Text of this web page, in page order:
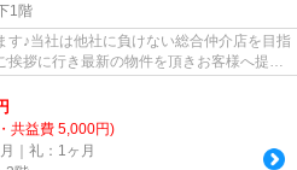
1階
す♪当社は他社に負けない総合仲介店を目指
挨拶に行き最新の物件を頂きお客様へ提供
共益費 5,000円)
｜礼：1ヶ月